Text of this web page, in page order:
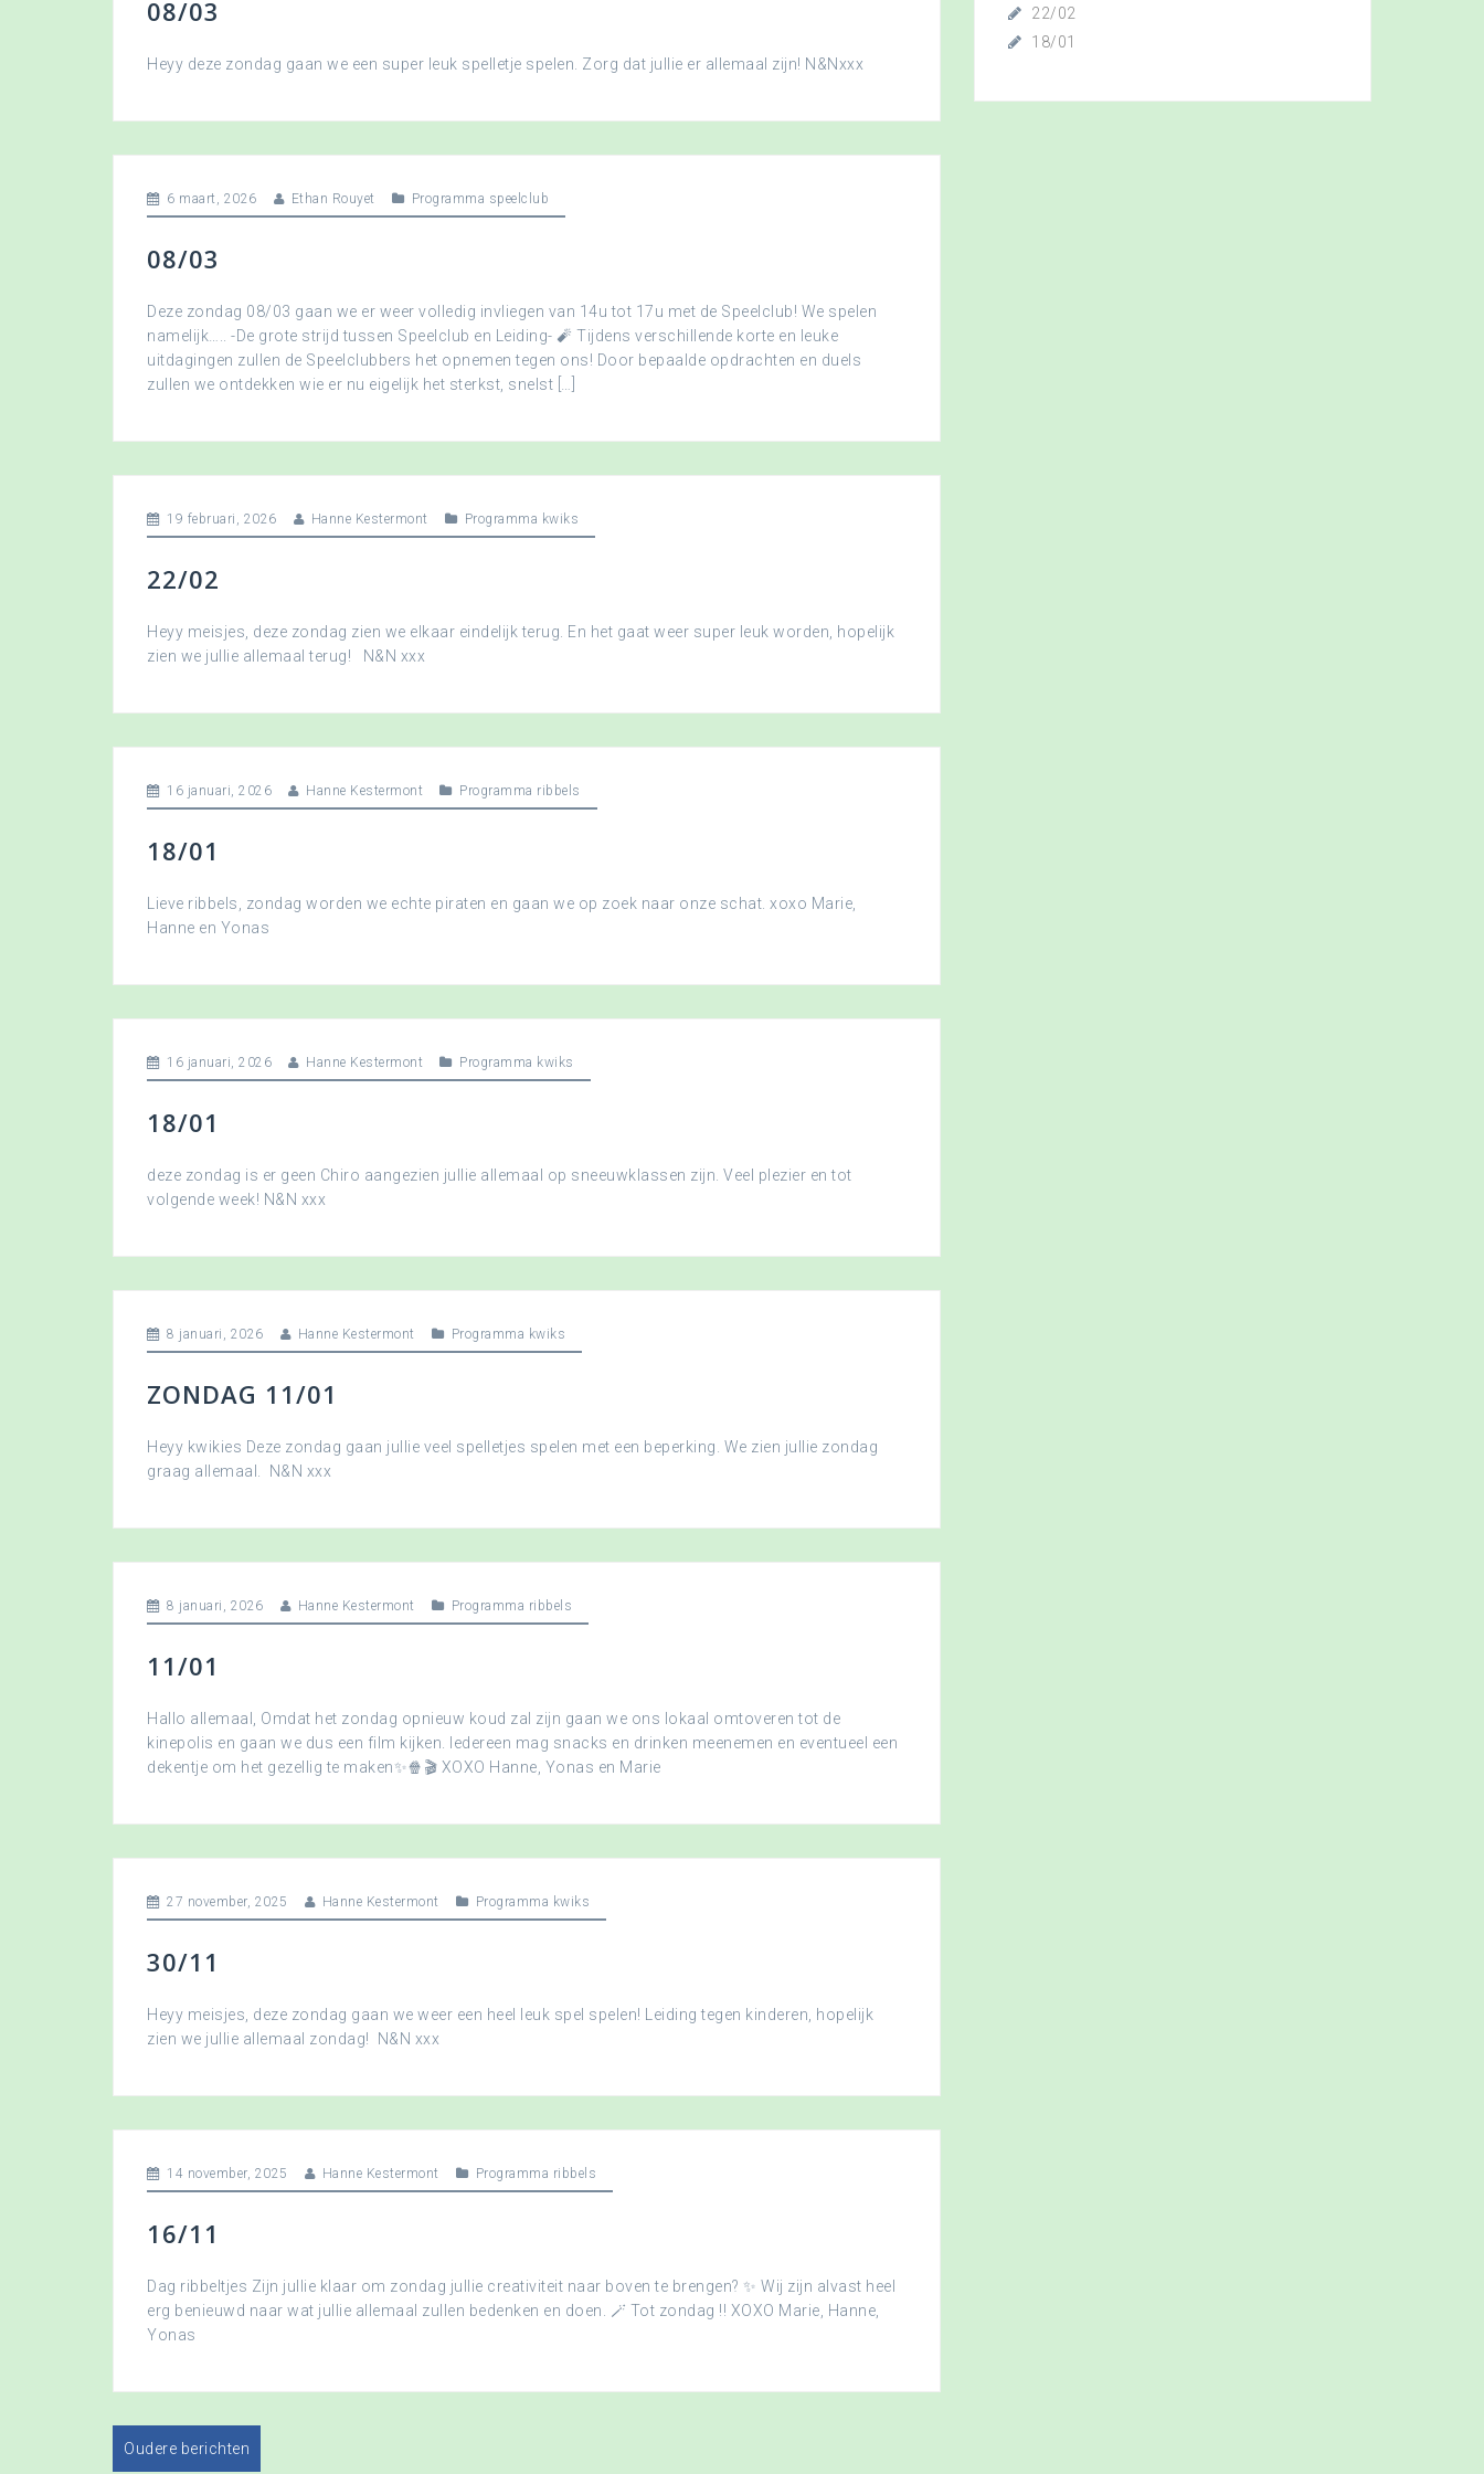
08/03
Heyy deze zondag gaan we een super leuk spelletje spelen. Zorg dat jullie er allemaal zijn! N&Nxxx
6 maart, 2026 Ethan Rouyet Programma speelclub
08/03
Deze zondag 08/03 gaan we er weer volledig invliegen van 14u tot 17u met de Speelclub! We spelen
namelijk….. -De grote strijd tussen Speelclub en Leiding- 🧨 Tijdens verschillende korte en leuke
uitdagingen zullen de Speelclubbers het opnemen tegen ons! Door bepaalde opdrachten en duels
zullen we ontdekken wie er nu eigelijk het sterkst, snelst […]
19 februari, 2026 Hanne Kestermont Programma kwiks
22/02
Heyy meisjes, deze zondag zien we elkaar eindelijk terug. En het gaat weer super leuk worden, hopelijk
zien we jullie allemaal terug! N&N xxx
16 januari, 2026 Hanne Kestermont Programma ribbels
18/01
Lieve ribbels, zondag worden we echte piraten en gaan we op zoek naar onze schat. xoxo Marie,
Hanne en Yonas
16 januari, 2026 Hanne Kestermont Programma kwiks
18/01
deze zondag is er geen Chiro aangezien jullie allemaal op sneeuwklassen zijn. Veel plezier en tot
volgende week! N&N xxx
8 januari, 2026 Hanne Kestermont Programma kwiks
ZONDAG 11/01
Heyy kwikies Deze zondag gaan jullie veel spelletjes spelen met een beperking. We zien jullie zondag
graag allemaal. N&N xxx
8 januari, 2026 Hanne Kestermont Programma ribbels
11/01
Hallo allemaal, Omdat het zondag opnieuw koud zal zijn gaan we ons lokaal omtoveren tot de
kinepolis en gaan we dus een film kijken. Iedereen mag snacks en drinken meenemen en eventueel een
dekentje om het gezellig te maken✨🍿🎬 XOXO Hanne, Yonas en Marie
27 november, 2025 Hanne Kestermont Programma kwiks
30/11
Heyy meisjes, deze zondag gaan we weer een heel leuk spel spelen! Leiding tegen kinderen, hopelijk
zien we jullie allemaal zondag! N&N xxx
14 november, 2025 Hanne Kestermont Programma ribbels
16/11
Dag ribbeltjes Zijn jullie klaar om zondag jullie creativiteit naar boven te brengen? ✨ Wij zijn alvast heel
erg benieuwd naar wat jullie allemaal zullen bedenken en doen. 🪄 Tot zondag !! XOXO Marie, Hanne,
Yonas
Oudere berichten
22/02
18/01